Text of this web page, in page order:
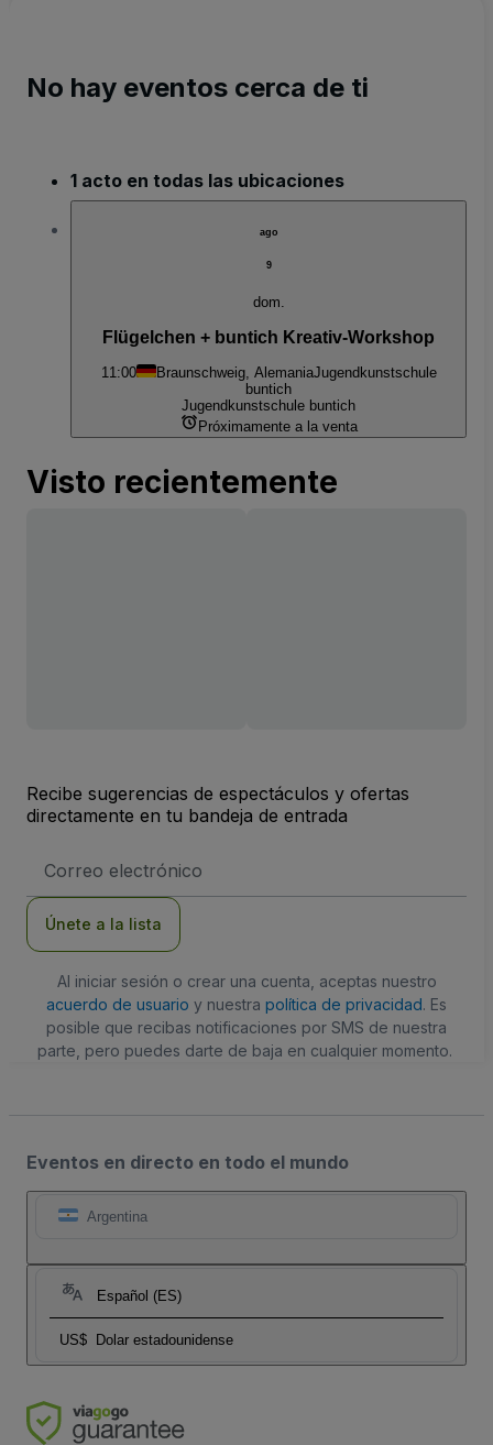
No hay eventos cerca de ti
1 acto en todas las ubicaciones
ago
9
dom.
Flügelchen + buntich Kreativ-Workshop
11:00 Braunschweig, AlemaniaJugendkunstschule
buntich
Jugendkunstschule buntich
Próximamente a la venta
Visto recientemente
Recibe sugerencias de espectáculos y ofertas
directamente en tu bandeja de entrada
de
Únete a la lista
Al iniciar sesión o crear una cuenta, aceptas nuestro
acuerdo de usuario y nuestra política de privacidad. Es
posible que recibas notificaciones por SMS de nuestra
parte, pero puedes darte de baja en cualquier momento.
Eventos en directo en todo el mundo
Argentina
Español (ES)
US$ Dolar estadounidense